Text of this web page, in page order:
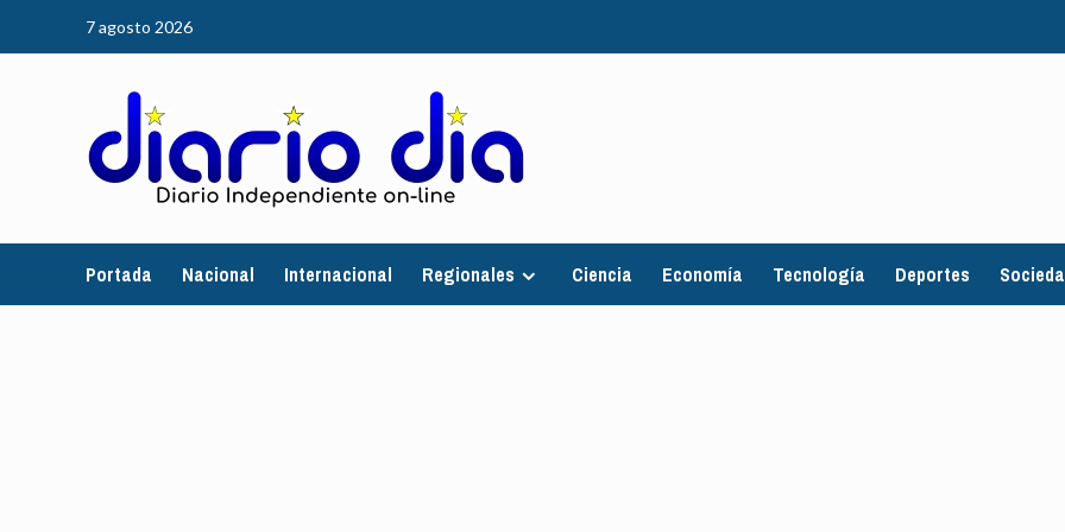
7 agosto 2026
Portada Nacional Internacional Regionales Ciencia Economía Tecnología Deportes